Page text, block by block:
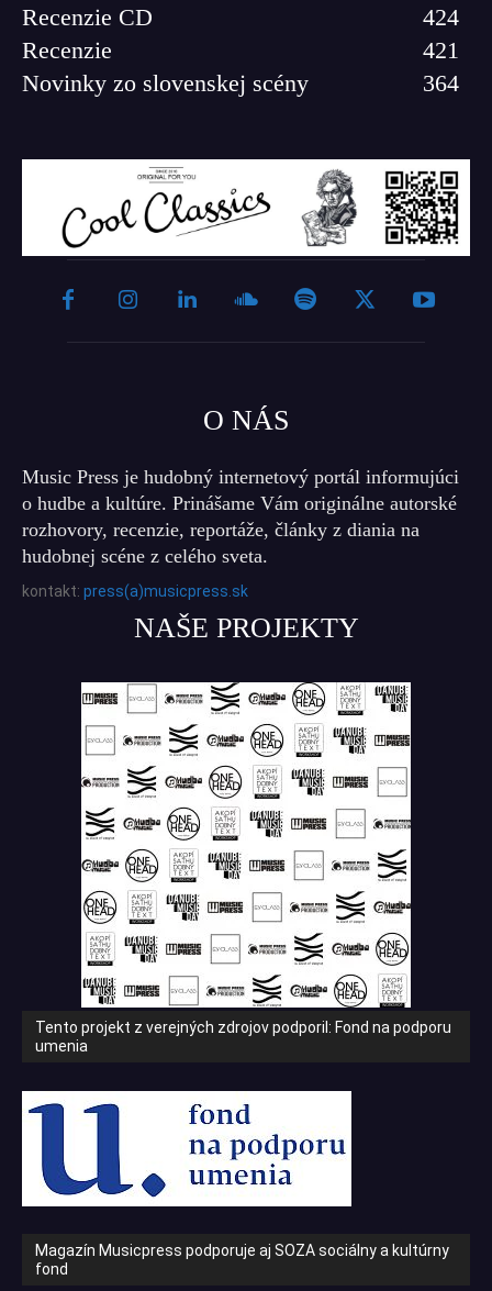
Recenzie CD
424
Recenzie
421
Novinky zo slovenskej scény
364
O NÁS
Music Press je hudobný internetový portál informujúci
o hudbe a kultúre. Prinášame Vám originálne autorské
rozhovory, recenzie, reportáže, články z diania na
hudobnej scéne z celého sveta.
kontakt: press(a)musicpress.sk
NAŠE PROJEKTY
Tento projekt z verejných zdrojov podporil: Fond na podporu
umenia
Magazín Musicpress podporuje aj SOZA sociálny a kultúrny
fond